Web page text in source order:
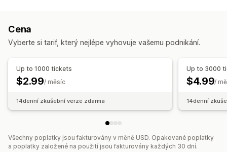
Cena
Vyberte si tarif, který nejlépe vyhovuje vašemu podnikání.
Up to 1000 tickets
$2.99/ měsíc
14denní zkušební verze zdarma
Up to 3000
$4.99/
14denní
Všechny poplatky jsou fakturovány v měně USD. Opakované poplatky
a poplatky založené na použití jsou fakturovány každých 30 dní.